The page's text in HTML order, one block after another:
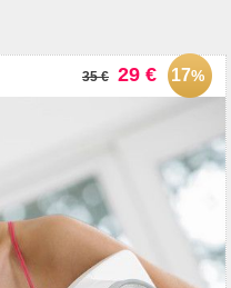
35 € 29 € 17%